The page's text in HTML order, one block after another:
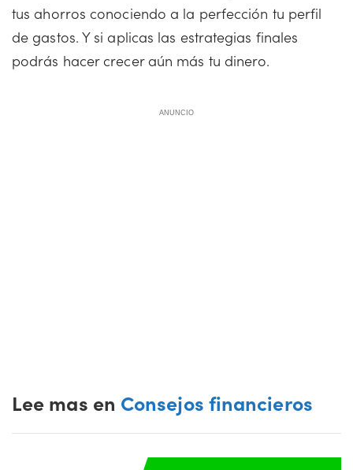
tus ahorros conociendo a la perfección tu perfil
de gastos. Y si aplicas las estrategias finales
podrás hacer crecer aún más tu dinero.
ANUNCIO
Lee mas en Consejos financieros